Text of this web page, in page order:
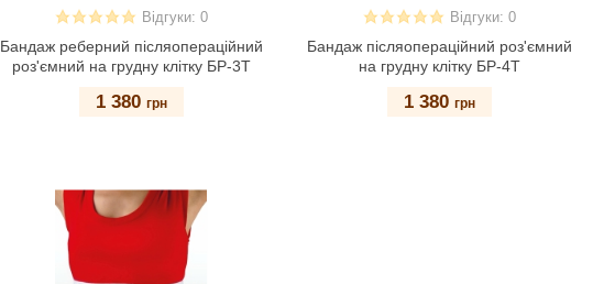
Відгуки: 0
Бандаж реберний післяопераційний
роз'ємний на грудну клітку БР-3Т
1 380 грн
Відгуки: 0
Бандаж післяопераційний роз'ємний
на грудну клітку БР-4Т
1 380 грн